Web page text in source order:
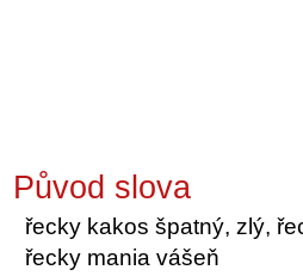
Původ slova
řecky kakos špatný, zlý,
řecky mania vášeň